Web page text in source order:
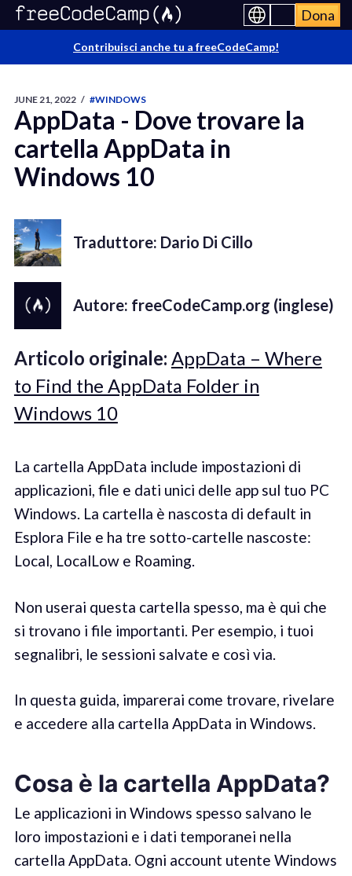
Dona
Contribuisci anche tu a freeCodeCamp!
JUNE 21, 2022 / #WINDOWS
AppData - Dove trovare la
cartella AppData in
Windows 10
Traduttore: Dario Di Cillo
Autore: freeCodeCamp.org (inglese)
Articolo originale: AppData – Where
to Find the AppData Folder in
Windows 10
La cartella AppData include impostazioni di
applicazioni, file e dati unici delle app sul tuo PC
Windows. La cartella è nascosta di default in
Esplora File e ha tre sotto-cartelle nascoste:
Local, LocalLow e Roaming.
Non userai questa cartella spesso, ma è qui che
si trovano i file importanti. Per esempio, i tuoi
segnalibri, le sessioni salvate e così via.
In questa guida, imparerai come trovare, rivelare
e accedere alla cartella AppData in Windows.
Cosa è la cartella AppData?
Le applicazioni in Windows spesso salvano le
loro impostazioni e i dati temporanei nella
cartella AppData. Ogni account utente Windows